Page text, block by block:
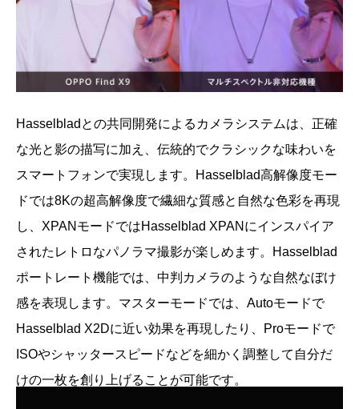
Hasselbladとの共同開発によるカメラシステムは、正確
な光と影の描写に加え、伝統的でクラシックな味わいを
スマートフォンで実現します。Hasselblad高解像度モー
ドでは8Kの超高解像度で繊細な質感と自然な色彩を再現
し、XPANモードではHasselblad XPANにインスパイア
されたレトロなパノラマ撮影が楽しめます。Hasselblad
ポートレート機能では、中判カメラのような自然なぼけ
感を表現します。マスターモードでは、Autoモードで
Hasselblad X2Dに近い効果を再現したり、Proモードで
ISOやシャッタースピードなどを細かく調整して自分だ
けの一枚を創り上げることが可能です。